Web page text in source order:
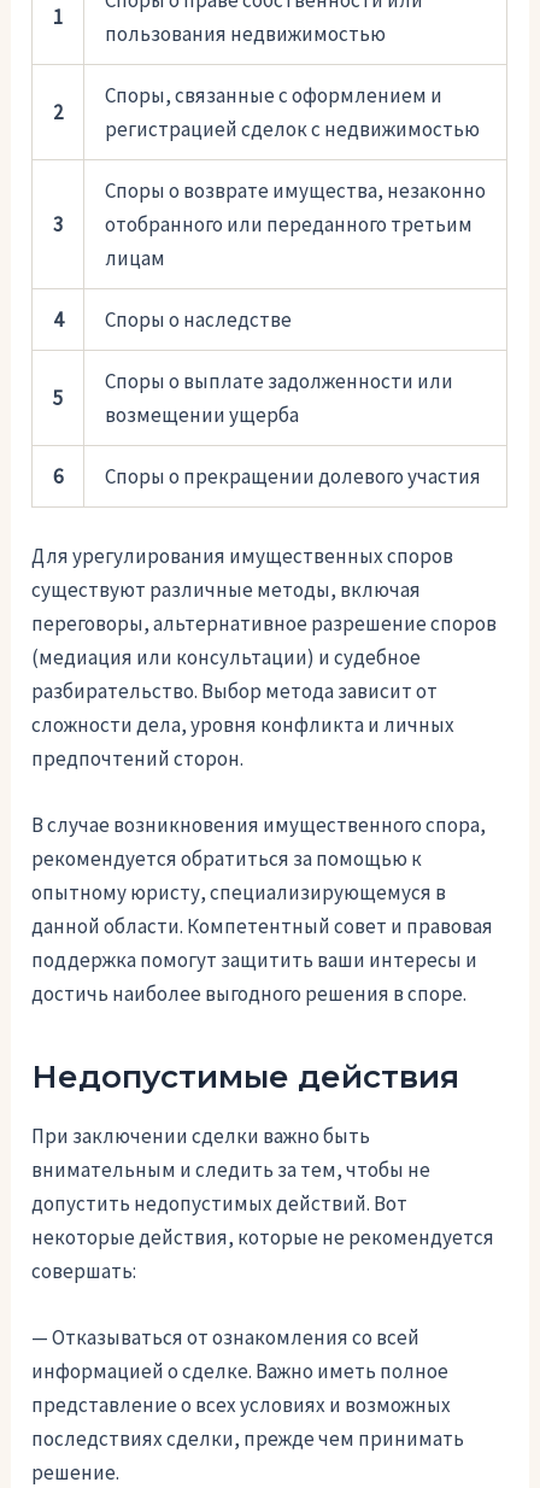
1
пользования недвижимостью
2
Споры, связанные с оформлением и
регистрацией сделок с недвижимостью
3
Споры о возврате имущества, незаконно
отобранного или переданного третьим
лицам
4 Споры о наследстве
5
Споры о выплате задолженности или
возмещении ущерба
6 Споры о прекращении долевого участия
Для урегулирования имущественных споров
существуют различные методы, включая
переговоры, альтернативное разрешение споров
(медиация или консультации) и судебное
разбирательство. Выбор метода зависит от
сложности дела, уровня конфликта и личных
предпочтений сторон.
В случае возникновения имущественного спора,
рекомендуется обратиться за помощью к
опытному юристу, специализирующемуся в
данной области. Компетентный совет и правовая
поддержка помогут защитить ваши интересы и
достичь наиболее выгодного решения в споре.
Недопустимые действия
При заключении сделки важно быть
внимательным и следить за тем, чтобы не
допустить недопустимых действий. Вот
некоторые действия, которые не рекомендуется
совершать:
— Отказываться от ознакомления со всей
информацией о сделке. Важно иметь полное
представление о всех условиях и возможных
последствиях сделки, прежде чем принимать
решение.